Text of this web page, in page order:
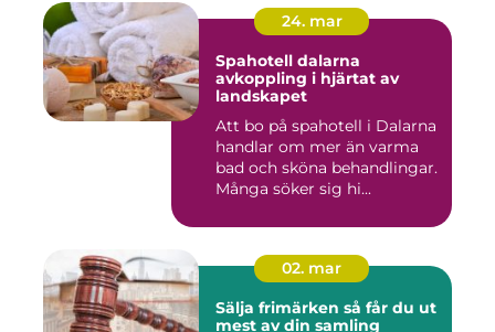
24. mar
Spahotell dalarna
avkoppling i hjärtat av
landskapet
Att bo på spahotell i Dalarna
handlar om mer än varma
bad och sköna behandlingar.
Många söker sig hi...
02. mar
Sälja frimärken så får du ut
mest av din samling